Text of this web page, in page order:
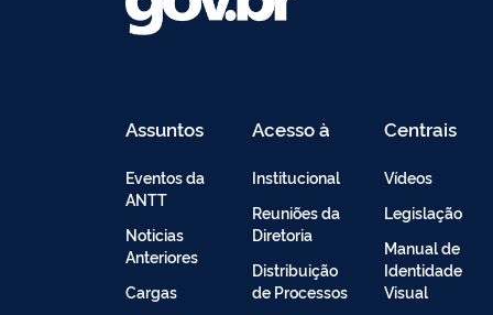
Assuntos
Eventos da
ANTT
Noticias
Anteriores
Cargas
Acesso à
Informação
Institucional
Reuniões da
Diretoria
Distribuição
de Processos
Centrais
de
Vídeos
Legislação
Manual de
Identidade
Visual